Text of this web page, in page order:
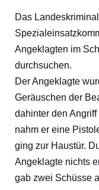
Das
Angeklagten im
durchsuchen.
Der Angeklagte
Geräuschen der
dahinter den
nahm er eine
ging zur Haustür.
Angeklagte nichts
gab zwei Schüsse